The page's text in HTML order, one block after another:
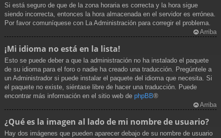
Si está seguro de que de la zona horaria es correcta y la hora sigue
siendo incorrecta, entonces la hora almacenada en el servidor es errónea.
Por favor comuníquese con La Administración para corregir el problema.
Arriba
¡Mi idioma no está en la lista!
Esto se puede deber a que la administración no ha instalado el paquete
de su idioma para el foro o nadie ha creado una traducción. Pregúntele a
un Administrador si puede instalar el paquete del idioma que necesita. Si
el paquete no existe, siéntase libre de hacer una traducción. Puede
encontrar más información en el sitio web de phpBB®
Arriba
¿Qué es la imagen al lado de mi nombre de usuario?
Hay dos imágenes que pueden aparecer debajo de su nombre de usuario